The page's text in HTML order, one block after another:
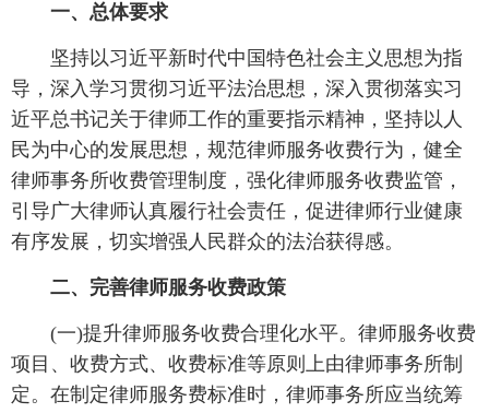
一、总体要求
坚持以习近平新时代中国特色社会主义思想为指
导，深入学习贯彻习近平法治思想，深入贯彻落实习
近平总书记关于律师工作的重要指示精神，坚持以人
民为中心的发展思想，规范律师服务收费行为，健全
律师事务所收费管理制度，强化律师服务收费监管，
引导广大律师认真履行社会责任，促进律师行业健康
有序发展，切实增强人民群众的法治获得感。
二、完善律师服务收费政策
(一)提升律师服务收费合理化水平。律师服务收费
项目、收费方式、收费标准等原则上由律师事务所制
定。在制定律师服务费标准时，律师事务所应当统筹